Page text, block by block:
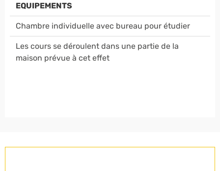
EQUIPEMENTS
Chambre individuelle avec bureau pour étudier
Les cours se déroulent dans une partie de la
maison prévue à cet effet